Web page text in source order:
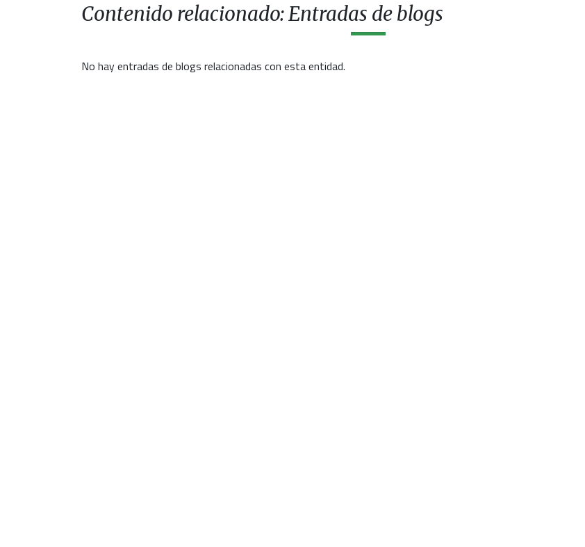
Contenido relacionado: Entradas de blogs
No hay entradas de blogs relacionadas con esta entidad.